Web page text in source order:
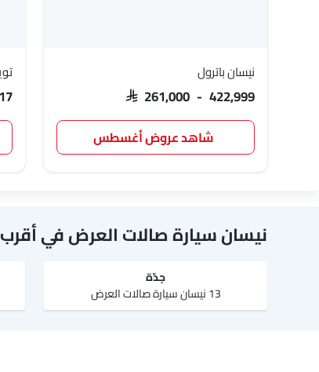
نيسان باترول
SAR 261,000 - 422,999
شاهد عروض أغسطس
نيسان سيارة صالات العرض في
جدّة
13 نيسان سيارة صالات العرض